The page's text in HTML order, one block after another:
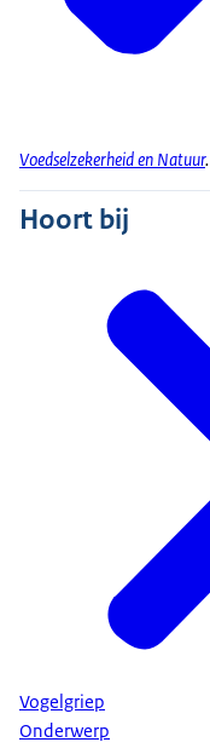
Voedselzekerheid en Natuur.
Hoort bij
Vogelgriep
Onderwerp